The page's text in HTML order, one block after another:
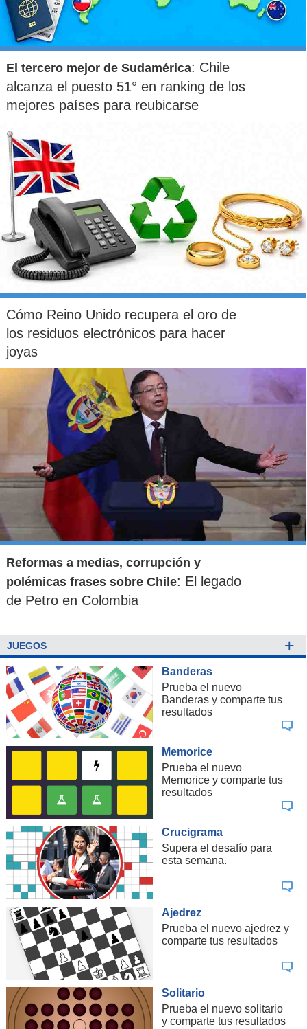
El tercero mejor de Sudamérica: Chile
alcanza el puesto 51° en ranking de los
mejores países para reubicarse
Cómo Reino Unido recupera el oro de
los residuos electrónicos para hacer
joyas
Reformas a medias, corrupción y
polémicas frases sobre Chile: El legado
de Petro en Colombia
JUEGOS +
Banderas
Prueba el nuevo
Banderas y comparte tus
resultados
Memorice
Prueba el nuevo
Memorice y comparte tus
resultados
Crucigrama
Supera el desafío para
esta semana.
Ajedrez
Prueba el nuevo ajedrez y
comparte tus resultados
Solitario
Prueba el nuevo solitario
y comparte tus resultados